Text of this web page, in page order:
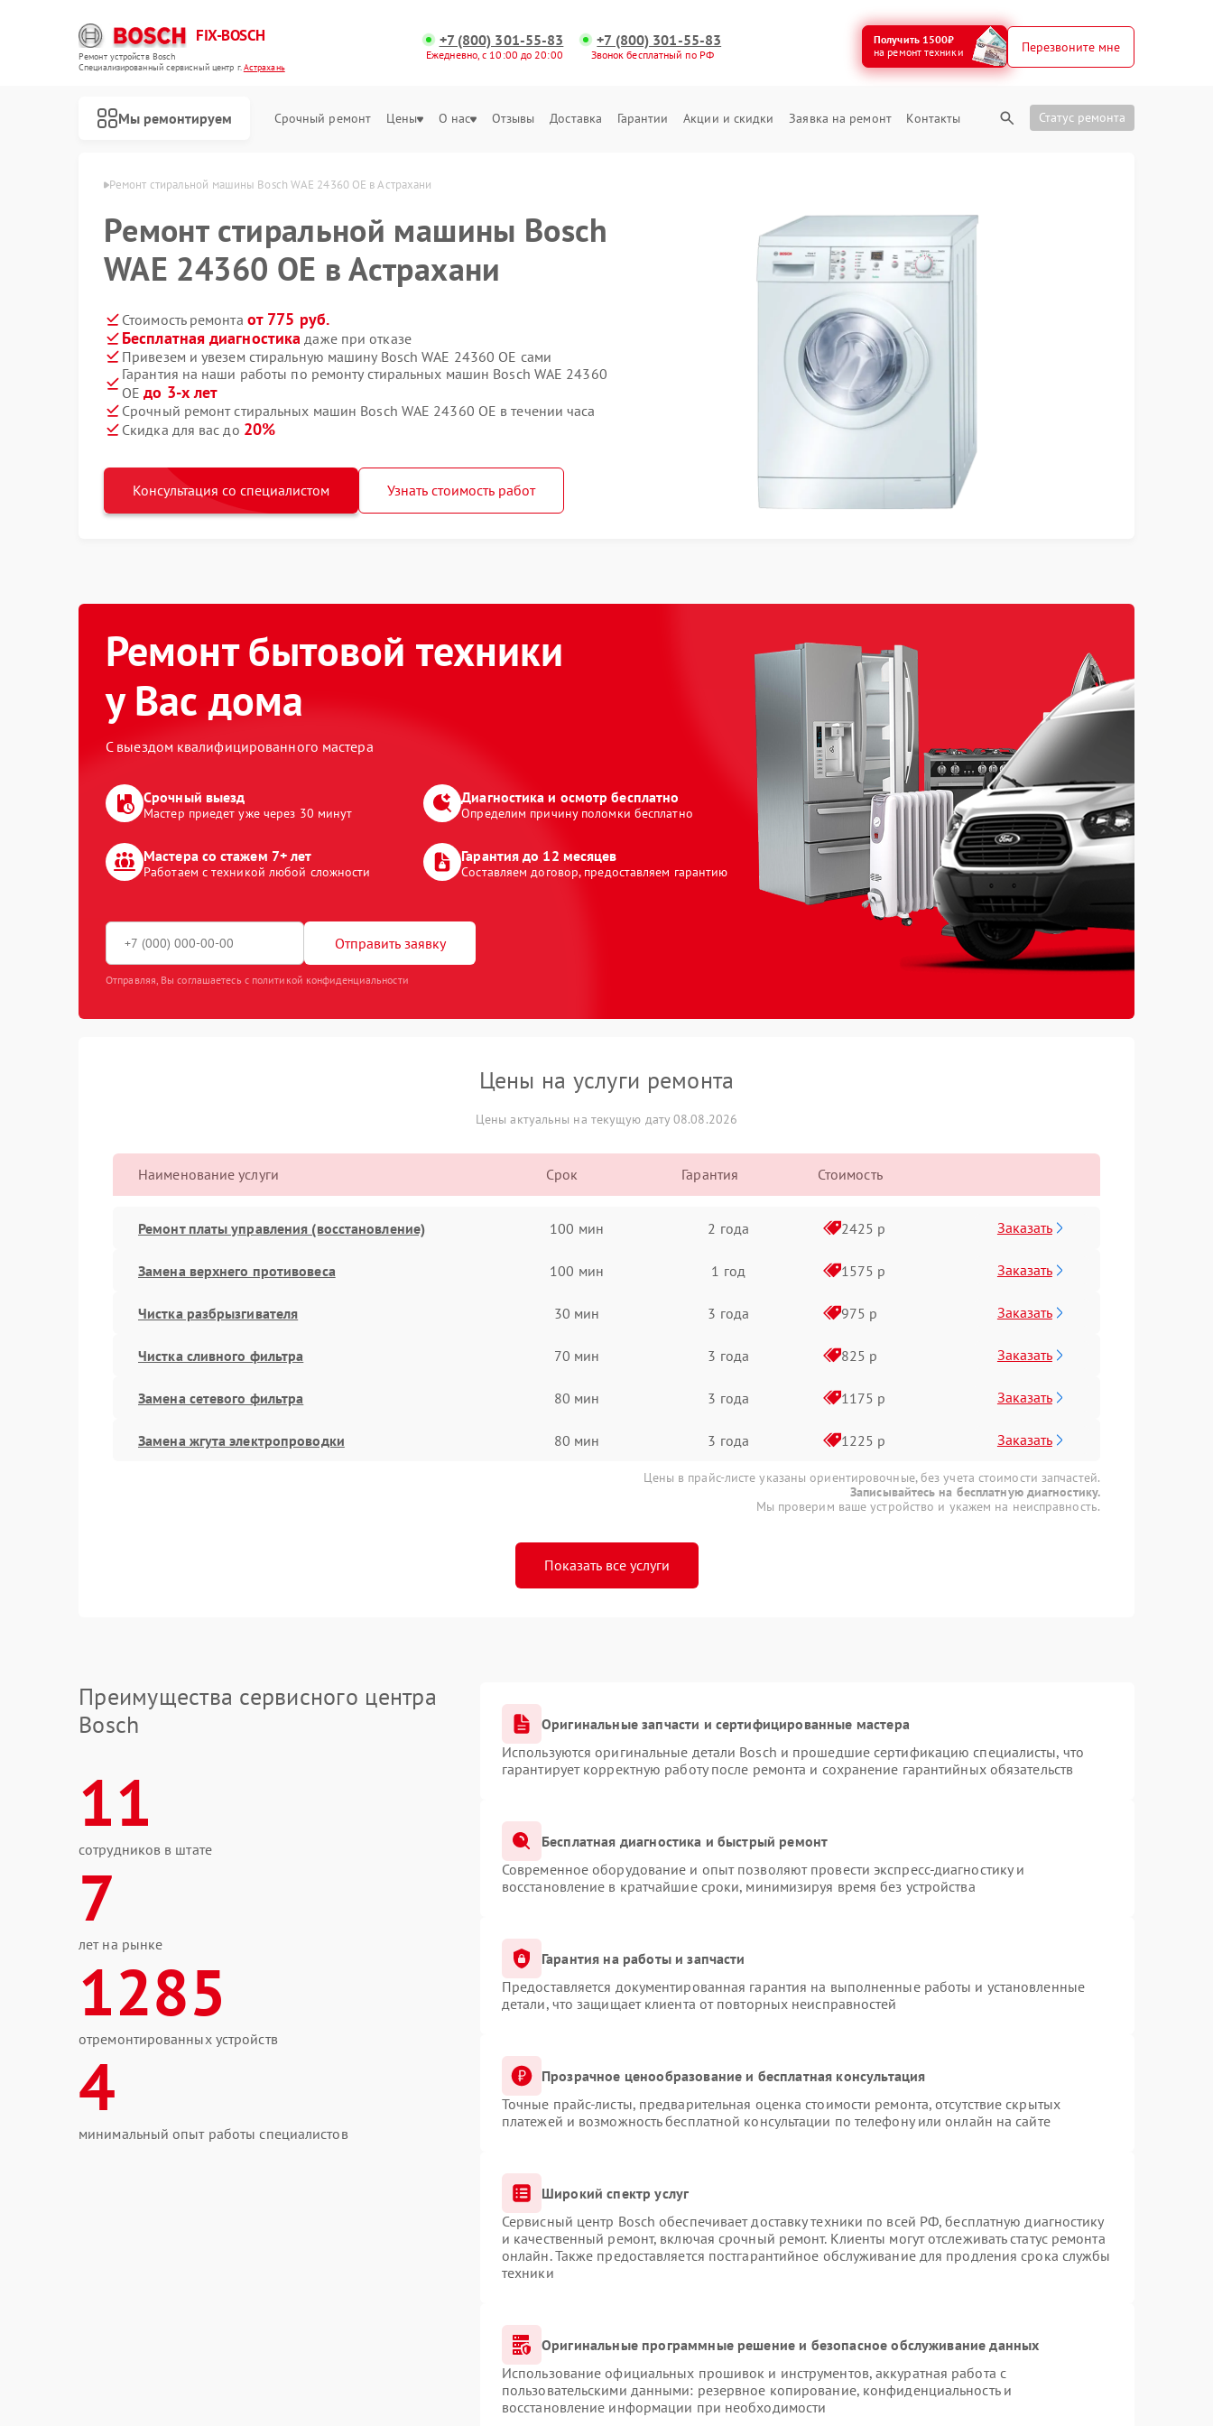
FIX-BOSCH
Ремонт устройств Bosch
Специализированный cервисный центр г.Астрахань
+7 (800) 301-55-83
Ежедневно, с 10:00 до 20:00
+7 (800) 301-55-83
Звонок бесплатный по РФ
Получить 1500₽
на ремонт техники
Перезвоните мне
Мы ремонтируем Срочный ремонт Цены О нас Отзывы Доставка Гарантии Акции и скидки Заявка на ремонт Контакты Статус ремонта
Ремонт стиральной машины Bosch WAE 24360 OE в Астрахани
Ремонт стиральной машины Bosch
WAE 24360 OE в Астрахани
Стоимость ремонта от 775 руб.
Бесплатная диагностика даже при отказе
Привезем и увезем стиральную машину Bosch WAE 24360 OE сами
Гарантия на наши работы по ремонту стиральных машин Bosch WAE 24360
OEдо 3-х лет
Срочный ремонт стиральных машин Bosch WAE 24360 OE в течении часа
Скидка для вас до 20%
Консультация со специалистом Узнать стоимость работ
Ремонт бытовой техники
у Вас дома
С выездом квалифицированного мастера
Срочный выезд
Мастер приедет уже через 30 минут
Диагностика и осмотр бесплатно
Определим причину поломки бесплатно
Мастера со стажем 7+ лет
Работаем с техникой любой сложности
Гарантия до 12 месяцев
Составляем договор, предоставляем гарантию
Отправить заявку
Отправляя, Вы соглашаетесь с политикой конфиденциальности
Цены на услуги ремонта
Цены актуальны на текущую дату 08.08.2026
Наименование услуги Срок Гарантия Стоимость
Ремонт платы управления (восстановление) 100 мин 2 года 2425 р Заказать
Замена верхнего противовеса 100 мин 1 год 1575 р Заказать
Чистка разбрызгивателя 30 мин 3 года 975 р Заказать
Чистка сливного фильтра 70 мин 3 года 825 р Заказать
Замена сетевого фильтра 80 мин 3 года 1175 р Заказать
Замена жгута электропроводки 80 мин 3 года 1225 р Заказать
Цены в прайс-листе указаны ориентировочные, без учета стоимости запчастей.
Записывайтесь на бесплатную диагностику.
Мы проверим ваше устройство и укажем на неисправность.
Показать все услуги
Преимущества сервисного центра
Bosch
11
сотрудников в штате
7
лет на рынке
1285
отремонтированных устройств
4
минимальный опыт работы специалистов
Оригинальные запчасти и сертифицированные мастера
Используются оригинальные детали Bosch и прошедшие сертификацию специалисты, что
гарантирует корректную работу после ремонта и сохранение гарантийных обязательств
Бесплатная диагностика и быстрый ремонт
Современное оборудование и опыт позволяют провести экспресс-диагностику и
восстановление в кратчайшие сроки, минимизируя время без устройства
Гарантия на работы и запчасти
Предоставляется документированная гарантия на выполненные работы и установленные
детали, что защищает клиента от повторных неисправностей
Прозрачное ценообразование и бесплатная консультация
Точные прайс-листы, предварительная оценка стоимости ремонта, отсутствие скрытых
платежей и возможность бесплатной консультации по телефону или онлайн на сайте
Широкий спектр услуг
Сервисный центр Bosch обеспечивает доставку техники по всей РФ, бесплатную диагностику
и качественный ремонт, включая срочный ремонт. Клиенты могут отслеживать статус ремонта
онлайн. Также предоставляется постгарантийное обслуживание для продления срока службы
техники
Оригинальные программные решение и безопасное обслуживание данных
Использование официальных прошивок и инструментов, аккуратная работа с
пользовательскими данными: резервное копирование, конфиденциальность и
восстановление информации при необходимости